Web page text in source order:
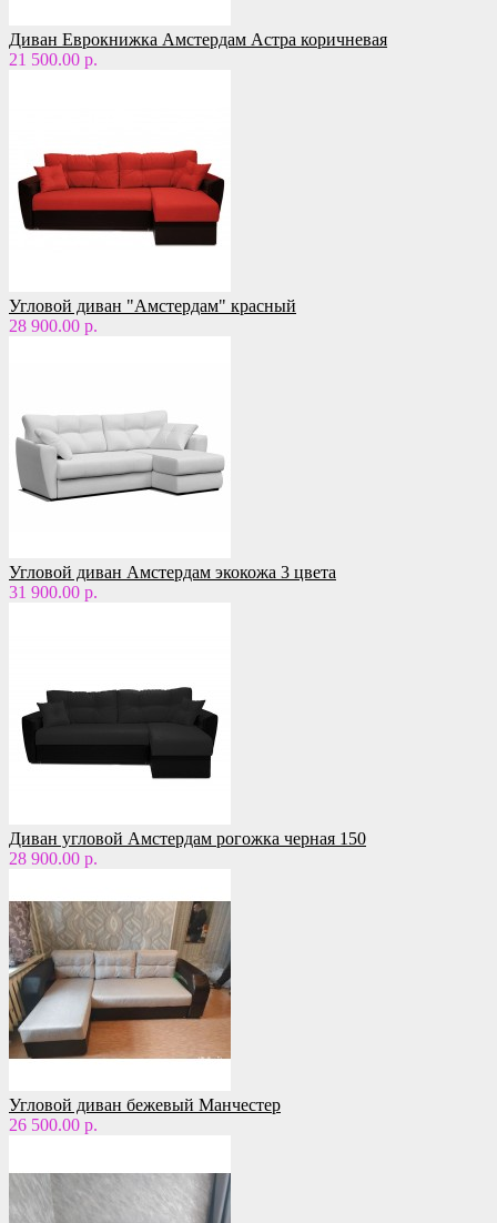
Диван Еврокнижка Амстердам Астра коричневая
21 500.00 р.
Угловой диван "Амстердам" красный
28 900.00 р.
Угловой диван Амстердам экокожа 3 цвета
31 900.00 р.
Диван угловой Амстердам рогожка черная 150
28 900.00 р.
Угловой диван бежевый Манчестер
26 500.00 р.